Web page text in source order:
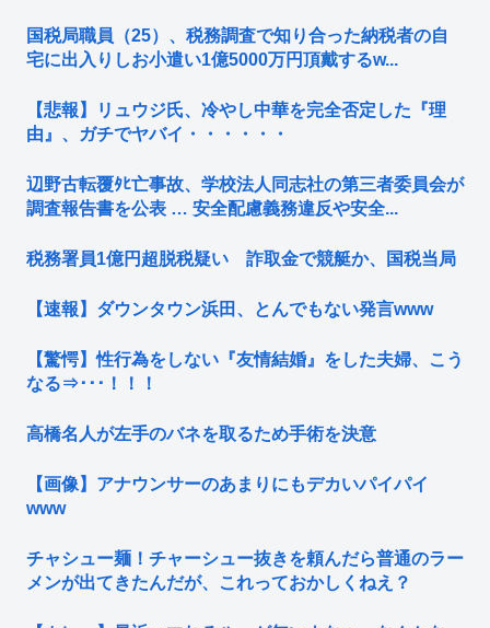
国税局職員（25）、税務調査で知り合った納税者の自
宅に出入りしお小遣い1億5000万円頂戴するw...
【悲報】リュウジ氏、冷やし中華を完全否定した『理
由』、ガチでヤバイ・・・・・・
辺野古転覆ﾀﾋ亡事故、学校法人同志社の第三者委員会が
調査報告書を公表 … 安全配慮義務違反や安全...
税務署員1億円超脱税疑い 詐取金で競艇か、国税当局
【速報】ダウンタウン浜田、とんでもない発言www
【驚愕】性行為をしない『友情結婚』をした夫婦、こう
なる⇒･･･！！！
高橋名人が左手のバネを取るため手術を決意
【画像】アナウンサーのあまりにもデカいパイパイ
www
チャシュー麺！チャーシュー抜きを頼んだら普通のラー
メンが出てきたんだが、これっておかしくねえ？